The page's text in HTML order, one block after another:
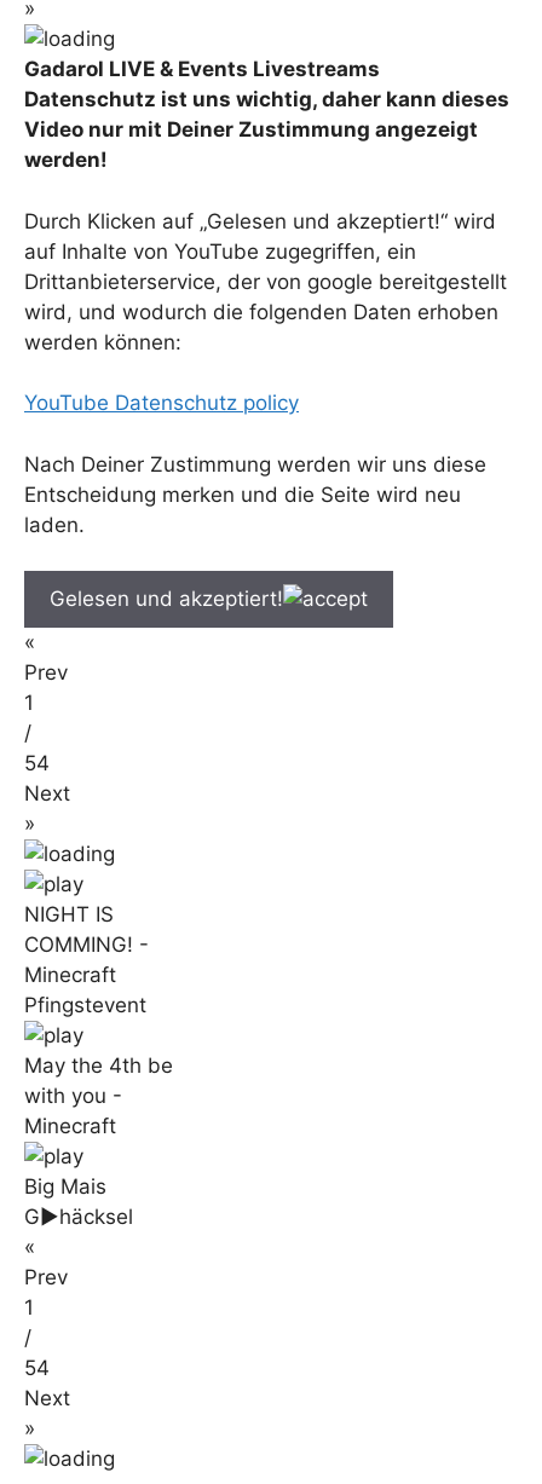
»
Gadarol LIVE & Events Livestreams
Datenschutz ist uns wichtig, daher kann dieses
Video nur mit Deiner Zustimmung angezeigt
werden!
Durch Klicken auf „Gelesen und akzeptiert!“ wird
auf Inhalte von YouTube zugegriffen, ein
Drittanbieterservice, der von google bereitgestellt
wird, und wodurch die folgenden Daten erhoben
werden können:
YouTube Datenschutz policy
Nach Deiner Zustimmung werden wir uns diese
Entscheidung merken und die Seite wird neu
laden.
Gelesen und akzeptiert!
«
Prev
1
/
54
Next
»
NIGHT IS
COMMING! -
Minecraft
Pfingstevent
May the 4th be
with you -
Minecraft
Big Mais
G►häcksel
«
Prev
1
/
54
Next
»